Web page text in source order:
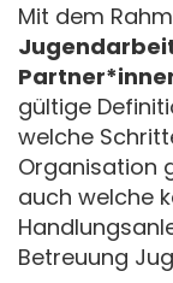
Mit dem
gültige
welche
Organisation
auch welche
Betreuung